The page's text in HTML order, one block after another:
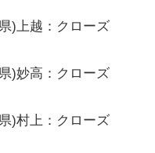
)上越：クローズ
)妙高：クローズ
)村上：クローズ